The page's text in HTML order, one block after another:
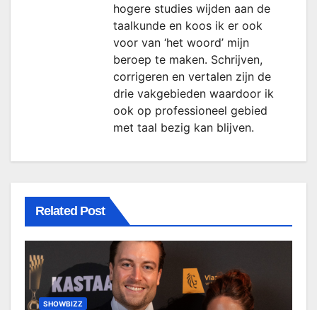
hogere studies wijden aan de
taalkunde en koos ik er ook
voor van ‘het woord’ mijn
beroep te maken. Schrijven,
corrigeren en vertalen zijn de
drie vakgebieden waardoor ik
ook op professioneel gebied
met taal bezig kan blijven.
Related Post
SHOWBIZZ